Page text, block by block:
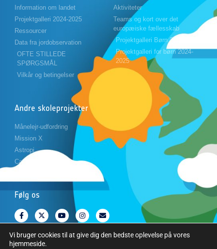
Information om landet
Projektgalleri 2024-2025
Ressourcer
Data fra jordobservation
OFTE STILLEDE
SPØRGSMÅL
Vilkår og betingelser
Aktiviteter
Teams og kort over det
europæiske fællesskab
Projektgalleri Børn 2023-2024
Projektgalleri for børn 2024-
2025
Andre skoleprojekter
Månelejr-udfordring
Mission X
Astropi
Cansat
Følg os
Vi bruger cookies til at give dig den bedste oplevelse på vores
hjemmeside.